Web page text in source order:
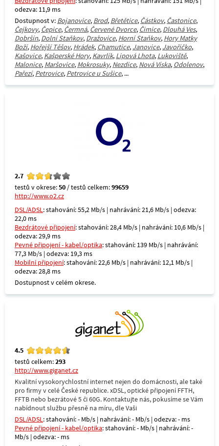
odezva: 11,9 ms
Dostupnost v: Bojanovice, Brod, Břetětice, Částkov, Častonice,
Čejkovy, Čepice, Čermná, Červené Dvorce, Čimice, Dlouhá Ves,
Dobršín, Dolní Staňkov, Dražovice, Horní Staňkov, Hory Matky
Boží, Hořejší Těšov, Hrádek, Chamutice, Janovice, Javoříčko,
Kašovice, Kašperské Hory, Kavrlík, Lipová Lhota, Lukoviště,
Malonice, Maršovice, Mokrosuky, Nezdice, Nová Víska, Odolenov,
Pařezí, Petrovice, Petrovice u Sušice, ...
2.7
testů v okrese:50 / testů celkem:99659
http://www.o2.cz
DSL/ADSL: stahování: 55,2 Mb/s | nahrávání: 21,6 Mb/s | odezva:
22,0 ms
Bezdrátové připojení: stahování: 28,4 Mb/s | nahrávání: 10,6 Mb/s |
odezva: 29,9 ms
Pevné připojení - kabel/optika: stahování: 139 Mb/s | nahrávání:
77,3 Mb/s | odezva: 19,3 ms
Mobilní připojení: stahování: 22,6 Mb/s | nahrávání: 12,1 Mb/s |
odezva: 28,8 ms
Dostupnost v celém okrese.
4.5
testů celkem:293
http://www.giganet.cz
Kvalitní vysokorychlostní internet nejen do domácnosti, ale také
pro firmy v celé České republice. xDSL, optické připojení FFTH,
FFTB nebo bezrátové 5 či 60G. Kontaktujte nás, pokusíme se Vám
nabídnout službu přesně na míru, dle Vaši
DSL/ADSL: stahování: - Mb/s | nahrávání: - Mb/s | odezva: - ms
Pevné připojení - kabel/optika: stahování: - Mb/s | nahrávání: -
Mb/s | odezva: - ms